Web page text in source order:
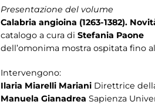
Presentazione del volume
Calabria angioina (1263-1382).
catalogo a cura di Stefania Paone
dell’omonima mostra ospitata fino
Intervengono:
Ilaria Miarelli Mariani Direttrice
Manuela Gianadrea Sapienza